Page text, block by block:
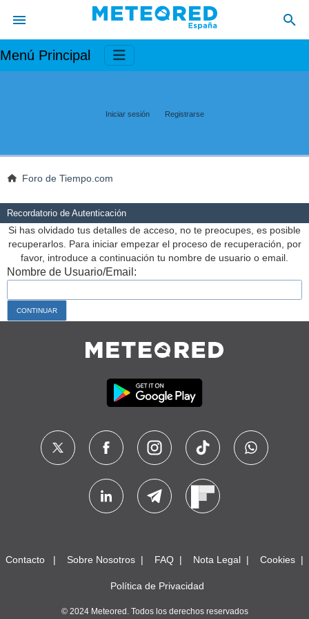
Menú Principal
Iniciar sesión Registrarse
Foro de Tiempo.com
Recordatorio de Autenticación
Si has olvidado tus detalles de acceso, no te preocupes, es posible
recuperarlos. Para iniciar empezar el proceso de recuperación, por
favor, introduce a continuación tu nombre de usuario o email.
Nombre de Usuario/Email:
Contacto Sobre Nosotros FAQ Nota Legal Cookies
Política de Privacidad
© 2024 Meteored. Todos los derechos reservados